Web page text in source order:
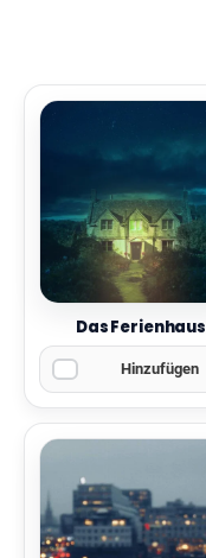
Das Ferienhaus
Hinzufügen